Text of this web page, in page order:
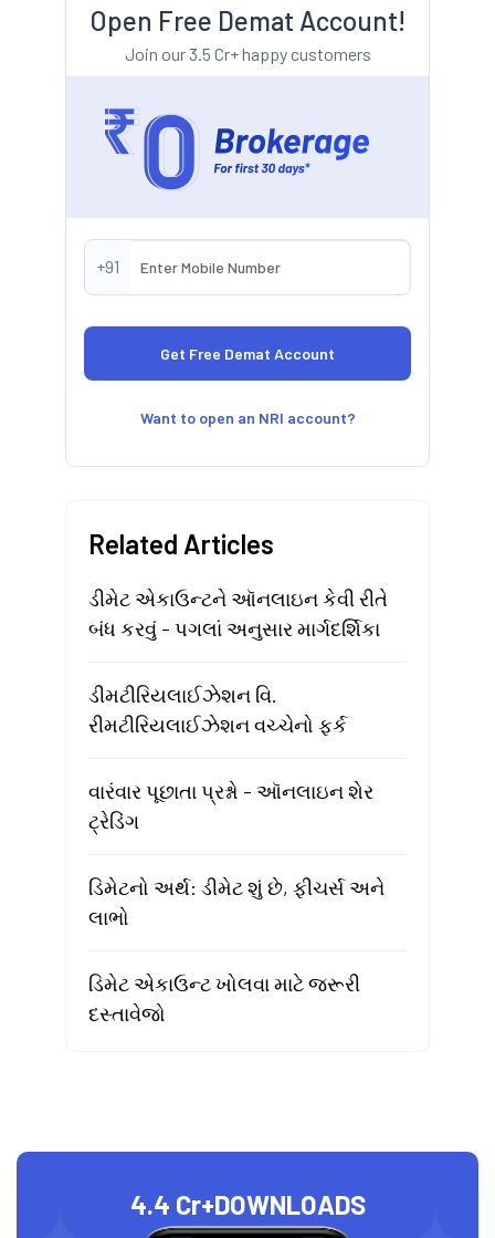
Open Free Demat Account!
Join our 3.5 Cr+ happy customers
+91
Want to open an NRI account?
Related Articles
ડીમેટ એકાઉન્ટને ઑનલાઇન કેવી રીતે
બંધ કરવું - પગલાં અનુસાર માર્ગદર્શિકા
ડીમટીરિયલાઈઝેશન વિ.
રીમટીરિયલાઈઝેશન વચ્ચેનો ફર્ક
વારંવાર પૂછાતા પ્રશ્નો - ઑનલાઇન શેર
ટ્રેડિંગ
ડિમેટનો અર્થ: ડીમેટ શું છે, ફીચર્સ અને
લાભો
ડિમેટ એકાઉન્ટ ખોલવા માટે જરૂરી
દસ્તાવેજો
4.4 Cr+DOWNLOADS